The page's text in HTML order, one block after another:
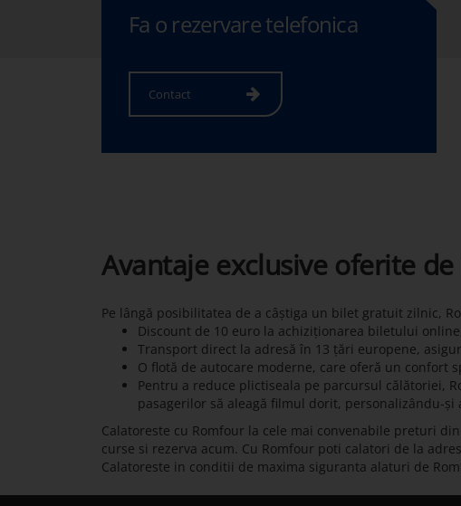
Fa o rezervare telefonica
Contact
Avantaje exclusive oferite
Pe lângă posibilitatea de a câștiga un bilet gratuit zilnic,
Discount de 10 euro la achiziționarea biletului
Transport direct la adresă în 13 țări europene,
O flotă de autocare moderne, care oferă un confort
Pentru a reduce plictiseala pe parcursul călătoriei,
pasagerilor să aleagă filmul dorit, personalizându-și
Calatoreste cu Romfour la cele mai convenabile preturi
curse si rezerva acum. Cu Romfour poti calatori de la
Calatoreste in conditii de maxima siguranta alaturi de